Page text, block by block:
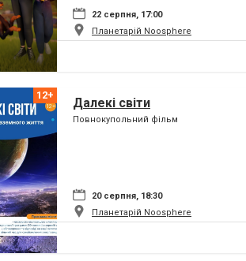
22 серпня, 17:00
Планетарій Noosphere
Далекі світи
Повнокупольний фільм
20 серпня, 18:30
Планетарій Noosphere